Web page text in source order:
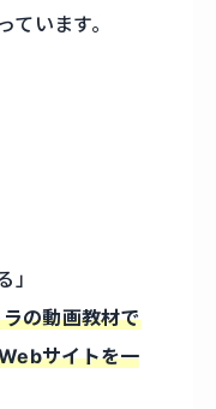
います。
」
の動画教材で
サイトを一